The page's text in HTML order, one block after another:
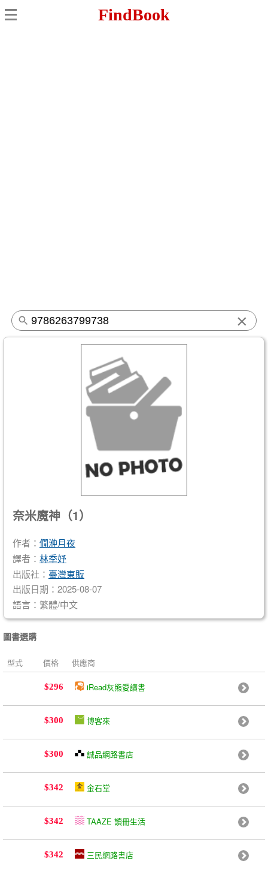
FindBook
×
奈米魔神（1）
作者： 僩㳞月夜
譯者： 林季妤
出版社： 臺灣東販
出版日期：2025-08-07
語言：繁體/中文
圖書選購
型式 價格 供應商
$296 iRead灰熊愛讀書
$300 博客來
$300 誠品網路書店
$342 金石堂
$342 TAAZE 讀冊生活
$342 三民網路書店